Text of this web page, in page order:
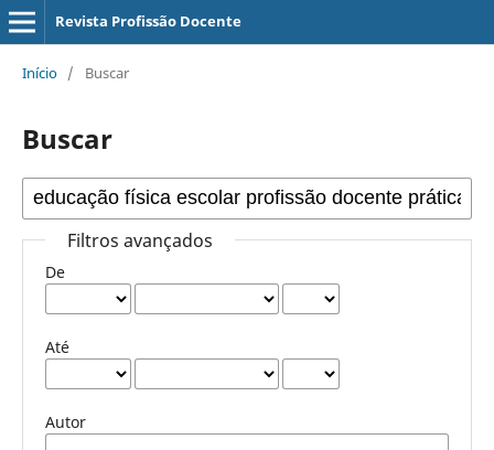
Revista Profissão Docente
Início / Buscar
Buscar
Filtros avançados
De
Até
Autor